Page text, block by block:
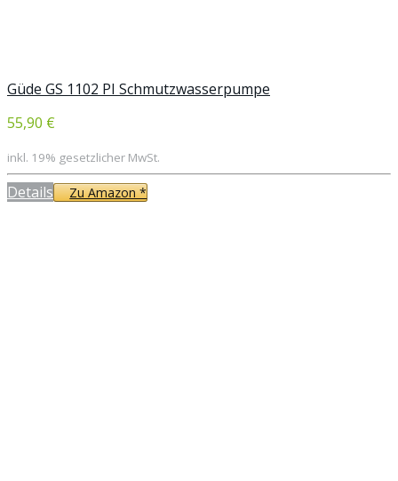
Güde GS 1102 PI Schmutzwasserpumpe
55,90 €
inkl. 19% gesetzlicher MwSt.
Details Zu Amazon *